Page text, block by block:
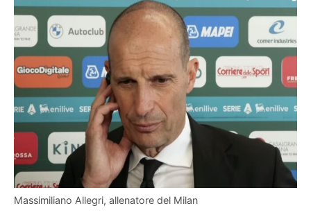
Massimiliano Allegri, allenatore del Milan